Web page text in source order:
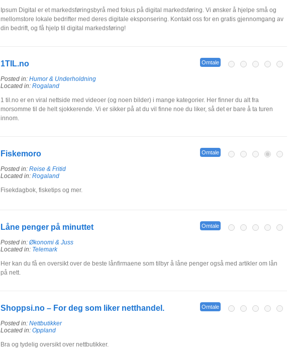
Ipsum Digital er et markedsføringsbyrå med fokus på digital markedsføring. Vi ønsker å hjelpe små og
mellomstore lokale bedrifter med deres digitale eksponsering. Kontakt oss for en gratis gjennomgang av
din bedrift, og få hjelp til digital markedsføring!
1TIL.no Omtale
Posted in: Humor & Underholdning
Located in: Rogaland
1 til.no er en viral nettside med videoer (og noen bilder) i mange kategorier. Her finner du alt fra
morsomme til de helt sjokkerende. Vi er sikker på at du vil finne noe du liker, så det er bare å ta turen
innom.
Fiskemoro Omtale
Posted in: Reise & Fritid
Located in: Rogaland
Fisekdagbok, fisketips og mer.
Låne penger på minuttet Omtale
Posted in: Økonomi & Juss
Located in: Telemark
Her kan du få en oversikt over de beste lånfirmaene som tilbyr å låne penger også med artikler om lån
på nett.
Shoppsi.no – For deg som liker netthandel. Omtale
Posted in: Nettbutikker
Located in: Oppland
Bra og tydelig oversikt over nettbutikker.